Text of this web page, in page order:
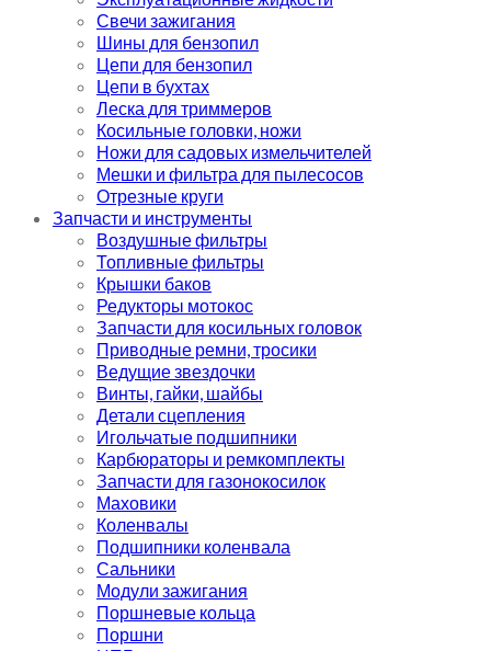
Свечи зажигания
Шины для бензопил
Цепи для бензопил
Цепи в бухтах
Леска для триммеров
Косильные головки, ножи
Ножи для садовых измельчителей
Мешки и фильтра для пылесосов
Отрезные круги
Запчасти и инструменты
Воздушные фильтры
Топливные фильтры
Крышки баков
Редукторы мотокос
Запчасти для косильных головок
Приводные ремни, тросики
Ведущие звездочки
Винты, гайки, шайбы
Детали сцепления
Игольчатые подшипники
Карбюраторы и ремкомплекты
Запчасти для газонокосилок
Маховики
Коленвалы
Подшипники коленвала
Сальники
Модули зажигания
Поршневые кольца
Поршни